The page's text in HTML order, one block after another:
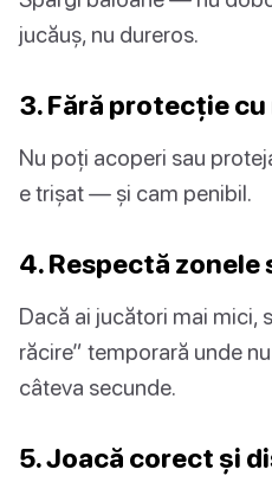
jucăuș, nu dureros.
3. Fără protecție
Nu poți acoperi sau
e trișat — și cam penibil.
4. Respectă
Dacă ai jucători mai mici,
răcire” temporară unde
câteva secunde.
5. Joacă corect și